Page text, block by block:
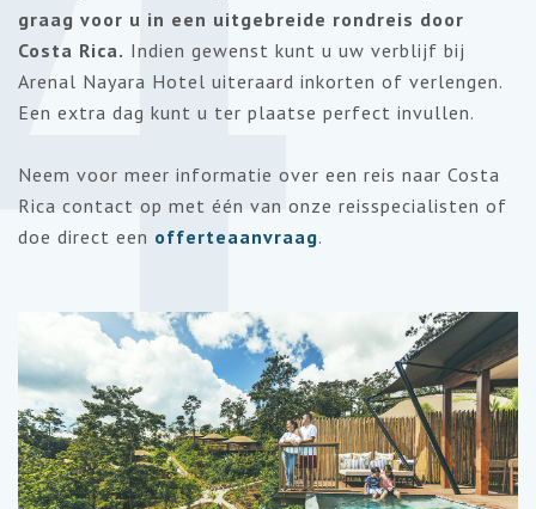
graag voor u in een uitgebreide rondreis door
Costa Rica. Indien gewenst kunt u uw verblijf bij
Arenal Nayara Hotel uiteraard inkorten of verlengen.
Een extra dag kunt u ter plaatse perfect invullen.
Neem voor meer informatie over een reis naar Costa
Rica contact op met één van onze reisspecialisten of
doe direct een offerteaanvraag.